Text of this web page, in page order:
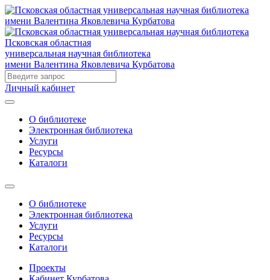
Псковская областная
универсальная научная библиотека
имени Валентина Яковлевича Курбатова
Личный кабинет
О библиотеке
Электронная библиотека
Услуги
Ресурсы
Каталоги
О библиотеке
Электронная библиотека
Услуги
Ресурсы
Каталоги
Проекты